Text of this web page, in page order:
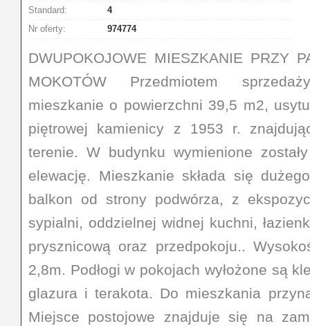
Standard:
4
Nr oferty:
974774
DWUPOKOJOWE MIESZKANIE PRZY
MOKOTÓW Przedmiotem
mieszkanie o powierzchni 39,5 m2,
piętrowej kamienicy z 1953 r.
terenie. W budynku wymienione
elewację. Mieszkanie składa się
balkon od strony podwórza, z
sypialni, oddzielnej widnej kuchni,
prysznicową oraz przedpokoju..
2,8m. Podłogi w pokojach wyłożone są
glazura i terakota. Do mieszkania
Miejsce postojowe znajduje się na